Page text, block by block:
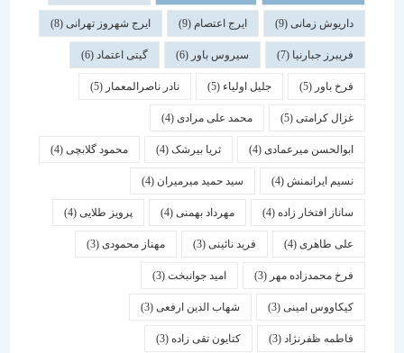
داریوش زمانی(9) ایرج اعتصام(9) ایرج شهروز تهرانی(8)
فریبرز جبارنیا(7) سیروس باور(6) گیتی اعتماد(6)
فرخ باور(5) جلیل اولیاء(5) نادر ناصرالمعمار (5)
غزال کرامتی(5) محمد علی مرادی(4)
ابوالحسن میرعمادی(4) ثریا بیرشک(4) محمود گلابچی(4)
نسیم ایرانمنش(4) سید حمید میرمیران(4)
ساناز افتخار زاده(4) مهرداد بهمنی (4) پرویز طلایی(4)
علی طاهری(4) فرید نائینی(3) مهناز محمودی(3)
فرخ محمدزاده مهر(3) امید جوانبخت(3)
کیکاووس امینی(3) شهاب الدین ارفعی(3)
فاطمه ظفرنژاد(3) کتایون تقی زاده(3)